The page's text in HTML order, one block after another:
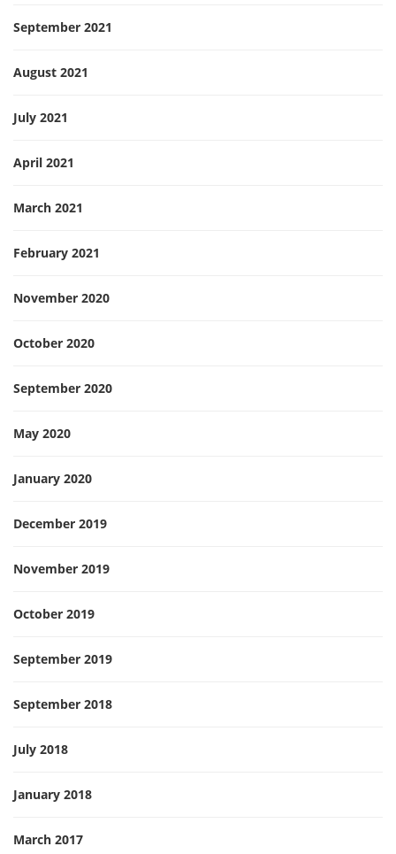
September 2021
August 2021
July 2021
April 2021
March 2021
February 2021
November 2020
October 2020
September 2020
May 2020
January 2020
December 2019
November 2019
October 2019
September 2019
September 2018
July 2018
January 2018
March 2017